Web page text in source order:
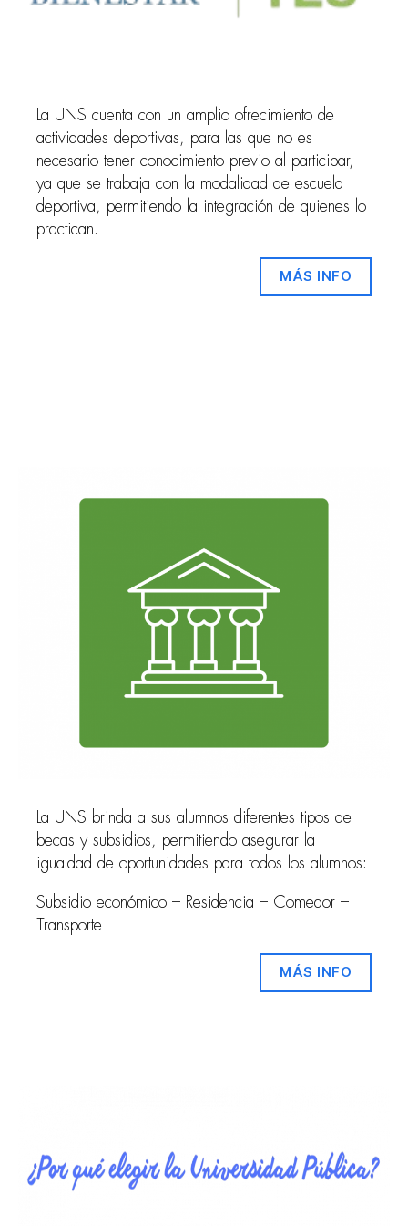
La UNS cuenta con un amplio ofrecimiento de
actividades deportivas, para las que no es
necesario tener conocimiento previo al participar,
ya que se trabaja con la modalidad de escuela
deportiva, permitiendo la integración de quienes lo
practican.
MÁS INFO
La UNS brinda a sus alumnos diferentes tipos de
becas y subsidios, permitiendo asegurar la
igualdad de oportunidades para todos los alumnos:
Subsidio económico – Residencia – Comedor –
Transporte
MÁS INFO